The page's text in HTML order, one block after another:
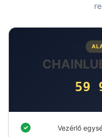
59
Vezérlő